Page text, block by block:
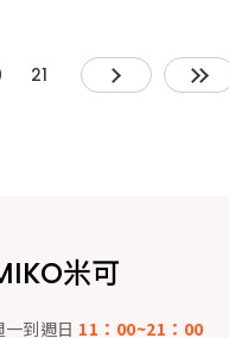
21
米可
一到週日 11：00~21：00